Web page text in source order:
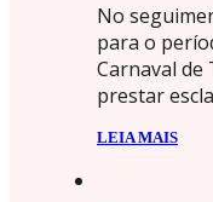
No
para o
Carnaval de
prestar
LEIA MAIS